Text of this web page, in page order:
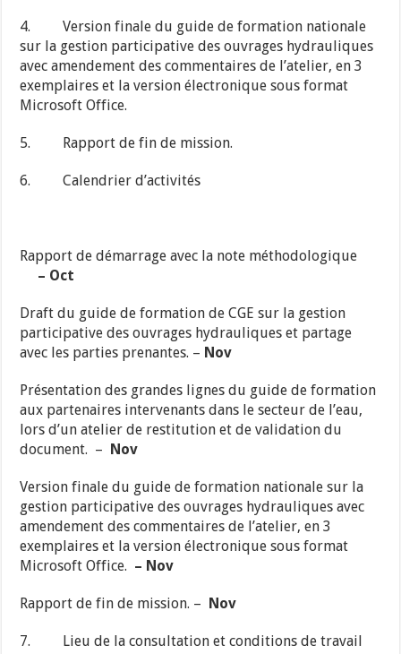
4. Version finale du guide de formation nationale
sur la gestion participative des ouvrages hydrauliques
avec amendement des commentaires de l’atelier, en 3
exemplaires et la version électronique sous format
Microsoft Office.
5. Rapport de fin de mission.
6. Calendrier d’activités
Rapport de démarrage avec la note méthodologique
– Oct
Draft du guide de formation de CGE sur la gestion
participative des ouvrages hydrauliques et partage
avec les parties prenantes. – Nov
Présentation des grandes lignes du guide de formation
aux partenaires intervenants dans le secteur de l’eau,
lors d’un atelier de restitution et de validation du
document. –
Nov
Version finale du guide de formation nationale sur la
gestion participative des ouvrages hydrauliques avec
amendement des commentaires de l’atelier, en 3
exemplaires et la version électronique sous format
Microsoft Office. – Nov
Rapport de fin de mission. – Nov
7. Lieu de la consultation et conditions de travail